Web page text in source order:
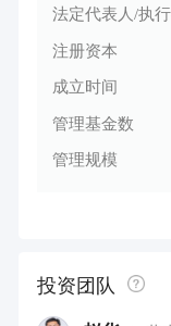
法定代表人/执
注册资本
成立时间
管理基金数
管理规模
投资团队